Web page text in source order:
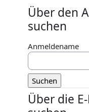
Über den
Über den
suchen
Anmeldename
Über die E-
Über die